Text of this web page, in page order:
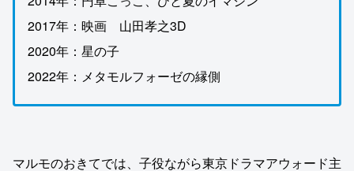
2017年：映画 山田孝之3D
2020年：星の子
2022年：メタモルフォーゼの縁側
マルモのおきてでは、子役ながら東京ドラマアウォード主